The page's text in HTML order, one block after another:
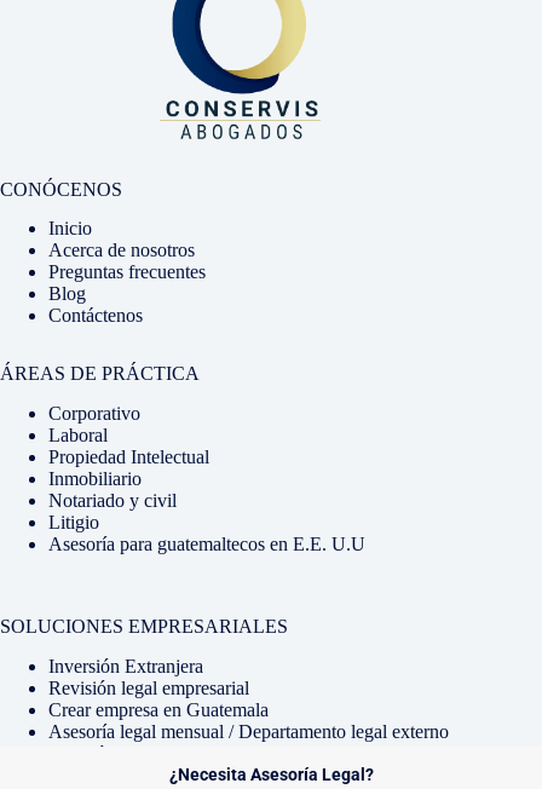
CONÓCENOS
Inicio
Acerca de nosotros
Preguntas frecuentes
Blog
Contáctenos
ÁREAS DE PRÁCTICA
Corporativo
Laboral
Propiedad Intelectual
Inmobiliario
Notariado y civil
Litigio
Asesoría para guatemaltecos en E.E. U.U
SOLUCIONES EMPRESARIALES
Inversión Extranjera
Revisión legal empresarial
Crear empresa en Guatemala
Asesoría legal mensual / Departamento legal externo
Diagnóstico legal para empresas
Copyright © 2026 - Conservis Abogados |Desarrollado por
¿Necesita Asesoría Legal?